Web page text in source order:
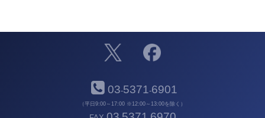
03-5371-6901
（平日9:00～17:00 ※12:00～13:00を除く）